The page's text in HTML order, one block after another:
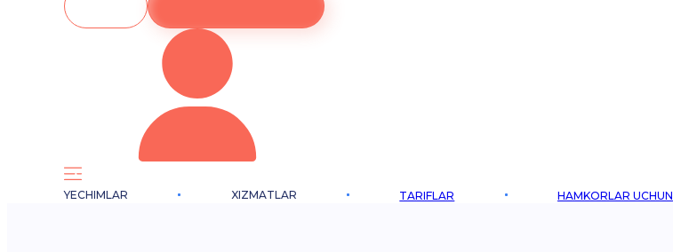
YECHIMLAR XIZMATLAR TARIFLAR HAMKORLAR UCHUN